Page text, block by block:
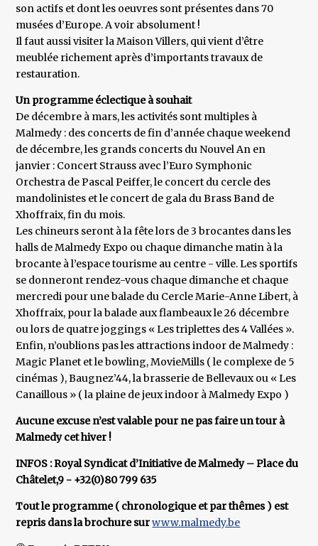
son actifs et dont les oeuvres sont présentes dans 70
musées d’Europe. A voir absolument !
Il faut aussi visiter la Maison Villers, qui vient d’être
meublée richement après d’importants travaux de
restauration.
Un programme éclectique à souhait
De décembre à mars, les activités sont multiples à
Malmedy : des concerts de fin d’année chaque weekend
de décembre, les grands concerts du Nouvel An en
janvier : Concert Strauss avec l’Euro Symphonic
Orchestra de Pascal Peiffer, le concert du cercle des
mandolinistes et le concert de gala du Brass Band de
Xhoffraix, fin du mois.
Les chineurs seront à la fête lors de 3 brocantes dans les
halls de Malmedy Expo ou chaque dimanche matin à la
brocante à l’espace tourisme au centre - ville. Les sportifs
se donneront rendez-vous chaque dimanche et chaque
mercredi pour une balade du Cercle Marie-Anne Libert, à
Xhoffraix, pour la balade aux flambeaux le 26 décembre
ou lors de quatre joggings « Les triplettes des 4 Vallées ».
Enfin, n’oublions pas les attractions indoor de Malmedy :
Magic Planet et le bowling, MovieMills ( le complexe de 5
cinémas ), Baugnez’44, la brasserie de Bellevaux ou « Les
Canaillous » ( la plaine de jeux indoor à Malmedy Expo )
Aucune excuse n’est valable pour ne pas faire un tour à
Malmedy cet hiver !
INFOS : Royal Syndicat d’Initiative de Malmedy – Place du
Châtelet,9 - +32(0)80 799 635
Tout le programme ( chronologique et par thêmes ) est
repris dans la brochure surwww.malmedy.be